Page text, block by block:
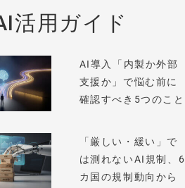
活用ガイド
AI導入「内製か外部
支援か」で悩む前に
確認すべき5つのこと
「厳しい・緩い」で
は測れないAI規制、6
カ国の規制動向から